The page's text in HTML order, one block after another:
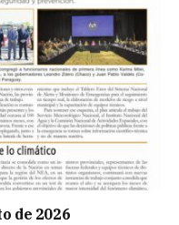
de 2026